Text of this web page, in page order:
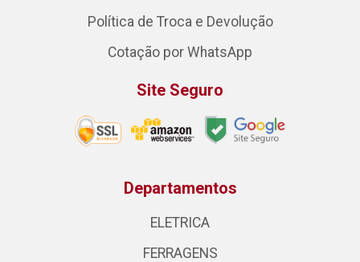
Política de Troca e Devolução
Cotação por WhatsApp
Site Seguro
Departamentos
ELETRICA
FERRAGENS